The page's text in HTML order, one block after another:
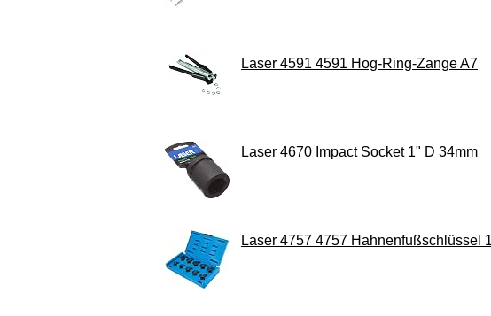
Laser 4591 4591 Hog-Ring-Zange A7
Laser 4670 Impact Socket 1" D 34mm
Laser 4757 4757 Hahnenfußschlüssel